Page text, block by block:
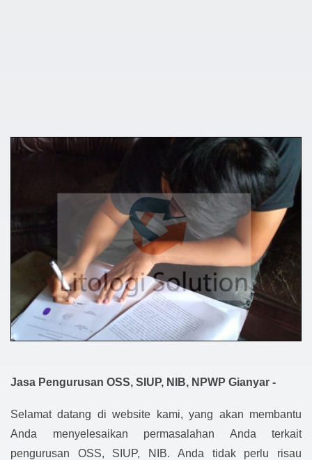
Jasa Pengurusan OSS, SIUP, NIB, NPWP Gianyar -
Selamat datang di website kami, yang akan membantu
Anda menyelesaikan permasalahan Anda terkait
pengurusan OSS, SIUP, NIB. Anda tidak perlu risau